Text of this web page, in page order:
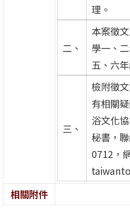
理。
二、
本案徵
學一、
五、六
三、
檢附徵
有相關
浴文化
秘書，
0712，
相關附件